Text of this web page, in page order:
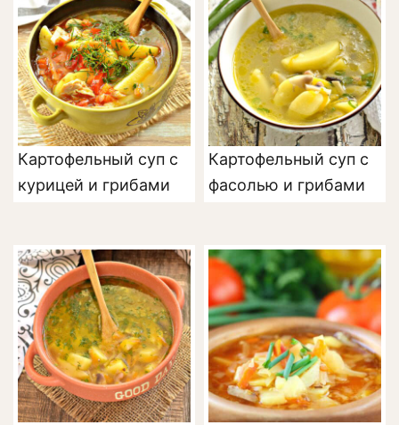
Картофельный суп с
курицей и грибами
Картофельный суп с
фасолью и грибами